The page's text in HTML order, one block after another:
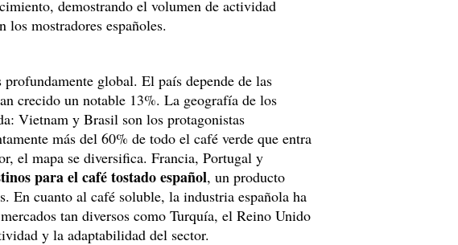
demostrando el volumen de actividad
los mostradores españoles.
global. El país depende de las
crecido un notable 13%. La geografía de los
Vietnam y Brasil son los protagonistas
más del 60% de todo el café verde que entra
el mapa se diversifica. Francia, Portugal y
para el café tostado español, un producto
En cuanto al café soluble, la industria española ha
tan diversos como Turquía, el Reino Unido
y la adaptabilidad del sector.